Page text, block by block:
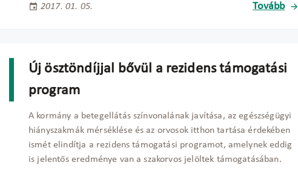
2017. 01. 05. Tovább
Új ösztöndíjjal bővül a rezidens támogatási
program
A kormány a betegellátás színvonalának javítása, az egészségügyi
hiányszakmák mérséklése és az orvosok itthon tartása érdekében
ismét elindítja a rezidens támogatási programot, amelynek eddig
is jelentős eredménye van a szakorvos jelöltek támogatásában.